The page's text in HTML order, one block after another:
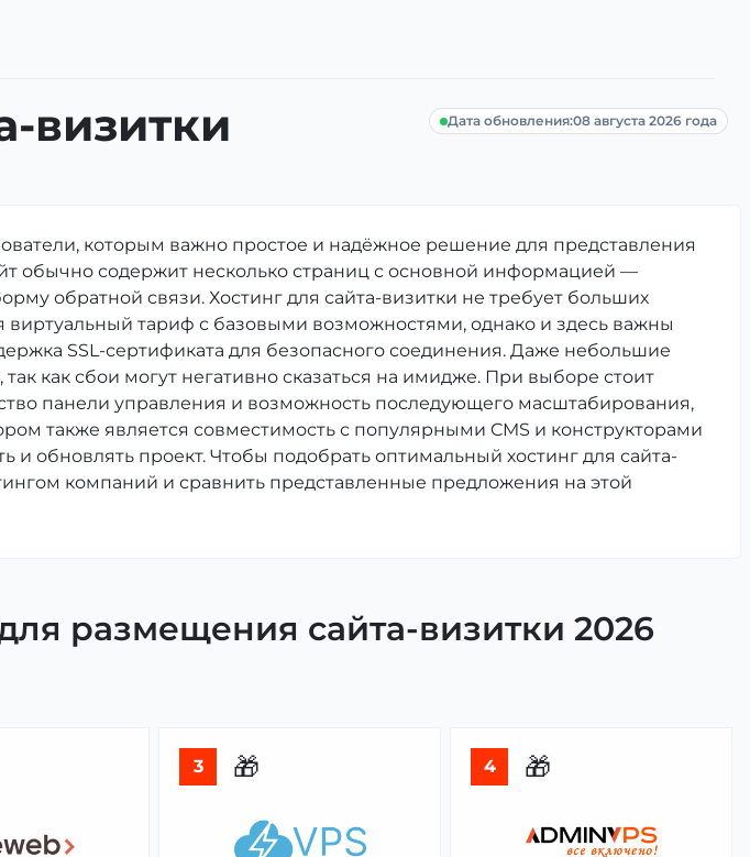
визитки Дата обновления:08 августа 2026 года
которым важно простое и надёжное решение для представления
обычно содержит несколько страниц с основной информацией —
обратной связи. Хостинг для сайта-визитки не требует больших
виртуальный тариф с базовыми возможностями, однако и здесь важны
SSL-сертификата для безопасного соединения. Даже небольшие
как сбои могут негативно сказаться на имидже. При выборе стоит
панели управления и возможность последующего масштабирования,
также является совместимость с популярными CMS и конструкторами
и обновлять проект. Чтобы подобрать оптимальный хостинг для сайта-
компаний и сравнить представленные предложения на этой
размещения сайта-визитки 2026
3 🎁 4 🎁